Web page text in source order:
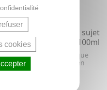
STÉRIMAR Cuivre nez sujet
aux rhumes aérosol 100ml
Solution nasale isotonique
d'eau de mer, enrichie en
cuivre.
cookies